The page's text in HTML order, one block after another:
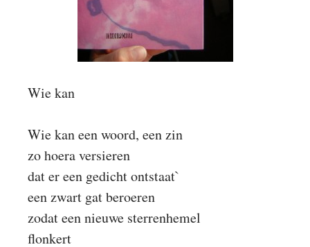
Wie kan
Wie kan een woord, een zin
zo hoera versieren
dat er een gedicht ontstaat`
een zwart gat beroeren
zodat een nieuwe sterrenhemel
flonkert